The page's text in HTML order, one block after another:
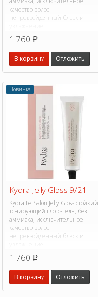
качество волос
непревзойденный блеск и
1 760 p
В корзину Отложить
Новинка
Kydra Jelly Gloss 9/21
Kydra Le Salon Jelly Gloss стойкий
тонирующий глосс-гель, без
аммиака, исключительное
качество волос
непревзойденный блеск и
1 760 p
В корзину Отложить